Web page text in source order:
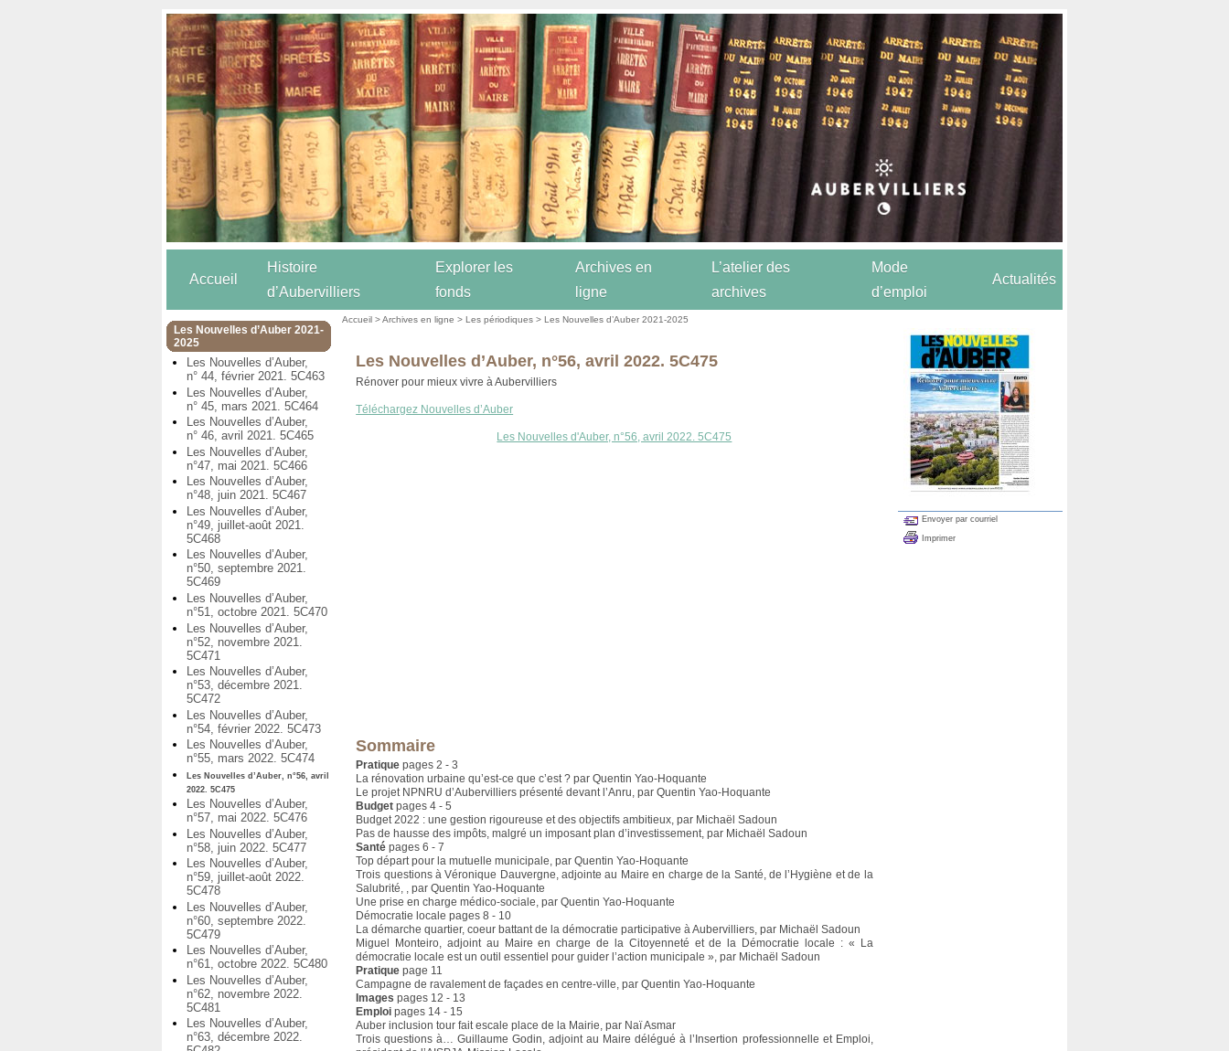
Accueil
Histoire
d’Aubervilliers
Explorer les
fonds
Archives en
ligne
L’atelier des
archives
Mode
d’emploi
Actualités
Les Nouvelles d’Auber 2021-
2025
Les Nouvelles d’Auber,
n° 44, février 2021. 5C463
Les Nouvelles d’Auber,
n° 45, mars 2021. 5C464
Les Nouvelles d’Auber,
n° 46, avril 2021. 5C465
Les Nouvelles d’Auber,
n°47, mai 2021. 5C466
Les Nouvelles d’Auber,
n°48, juin 2021. 5C467
Les Nouvelles d’Auber,
n°49, juillet-août 2021.
5C468
Les Nouvelles d’Auber,
n°50, septembre 2021.
5C469
Les Nouvelles d’Auber,
n°51, octobre 2021. 5C470
Les Nouvelles d’Auber,
n°52, novembre 2021.
5C471
Les Nouvelles d’Auber,
n°53, décembre 2021.
5C472
Les Nouvelles d’Auber,
n°54, février 2022. 5C473
Les Nouvelles d’Auber,
n°55, mars 2022. 5C474
Les Nouvelles d’Auber, n°56, avril
2022. 5C475
Les Nouvelles d’Auber,
n°57, mai 2022. 5C476
Les Nouvelles d’Auber,
n°58, juin 2022. 5C477
Les Nouvelles d’Auber,
n°59, juillet-août 2022.
5C478
Les Nouvelles d’Auber,
n°60, septembre 2022.
5C479
Les Nouvelles d’Auber,
n°61, octobre 2022. 5C480
Les Nouvelles d’Auber,
n°62, novembre 2022.
5C481
Les Nouvelles d’Auber,
n°63, décembre 2022.
Accueil >Archives en ligne >Les périodiques >Les Nouvelles d’Auber 2021-2025
Les Nouvelles d’Auber, n°56, avril 2022. 5C475
Rénover pour mieux vivre à Aubervilliers
Téléchargez Nouvelles d’Auber
Les Nouvelles d'Auber, n°56, avril 2022. 5C475
Sommaire
Pratique pages 2 - 3
La rénovation urbaine qu’est-ce que c’est ? par Quentin Yao-Hoquante
Le projet NPNRU d’Aubervilliers présenté devant l’Anru, par Quentin Yao-Hoquante
Budgetpages 4 - 5
Budget 2022 : une gestion rigoureuse et des objectifs ambitieux, par Michaël Sadoun
Pas de hausse des impôts, malgré un imposant plan d’investissement, par Michaël Sadoun
Santé pages 6 - 7
Top départ pour la mutuelle municipale, par Quentin Yao-Hoquante
Trois questions à Véronique Dauvergne, adjointe au Maire en charge de la Santé, de l’Hygiène et de la
Salubrité, , par Quentin Yao-Hoquante
Une prise en charge médico-sociale, par Quentin Yao-Hoquante
Démocratie locale pages 8 - 10
La démarche quartier, coeur battant de la démocratie participative à Aubervilliers, par Michaël Sadoun
Miguel Monteiro, adjoint au Maire en charge de la Citoyenneté et de la Démocratie locale : « La
démocratie locale est un outil essentiel pour guider l’action municipale », par Michaël Sadoun
Pratique page 11
Campagne de ravalement de façades en centre-ville, par Quentin Yao-Hoquante
Images pages 12 - 13
Emploi pages 14 - 15
Auber inclusion tour fait escale place de la Mairie, par Naï Asmar
Trois questions à… Guillaume Godin, adjoint au Maire délégué à l’Insertion professionnelle et Emploi,
Envoyer par courriel
Imprimer